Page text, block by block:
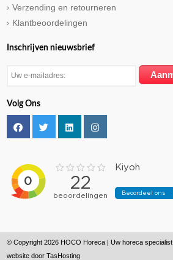
Verzending en retourneren
Klantbeoordelingen
Inschrijven nieuwsbrief
Volg Ons
© Copyright 2026 HOCO Horeca | Uw horeca specialist
website doorTasHosting